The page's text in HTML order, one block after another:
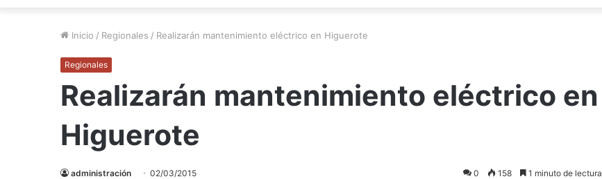
Inicio / Regionales / Realizarán mantenimiento eléctrico en Higuerote
Regionales
Realizarán mantenimiento eléctrico en
Higuerote
administración 02/03/2015 0 158 1 minuto de lectura